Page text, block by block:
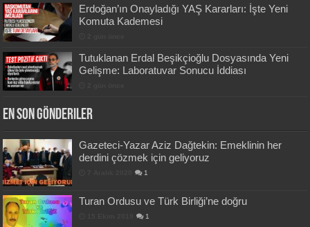
Erdoğan’ın Onayladığı YAŞ Kararları: İşte Yeni
Komuta Kademesi
Tutuklanan Erdal Beşikçioğlu Dosyasında Yeni
Gelişme: Laboratuvar Sonucu İddiası
En Son Gönderiler
Gazeteci-Yazar Aziz Dağtekin: Emeklinin her
derdini çözmek için geliyoruz
1
Turan Ordusu ve Türk Birliği’ne doğru
1